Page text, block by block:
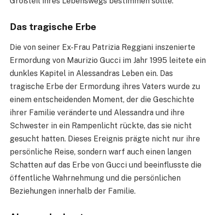
Das tragische Erbe
Die von seiner Ex-Frau Patrizia Reggiani inszenierte
Ermordung von Maurizio Gucci im Jahr 1995 leitete ein
dunkles Kapitel in Alessandras Leben ein. Das
tragische Erbe der Ermordung ihres Vaters wurde zu
einem entscheidenden Moment, der die Geschichte
ihrer Familie veränderte und Alessandra und ihre
Schwester in ein Rampenlicht rückte, das sie nicht
gesucht hatten. Dieses Ereignis prägte nicht nur ihre
persönliche Reise, sondern warf auch einen langen
Schatten auf das Erbe von Gucci und beeinflusste die
öffentliche Wahrnehmung und die persönlichen
Beziehungen innerhalb der Familie.